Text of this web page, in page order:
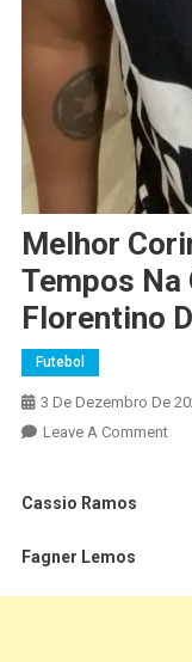
Melhor
Tempos Na
Florentino
Futebol
3 De Dezembro De
Leave A Comment
Cassio Ramos
Fagner Lemos